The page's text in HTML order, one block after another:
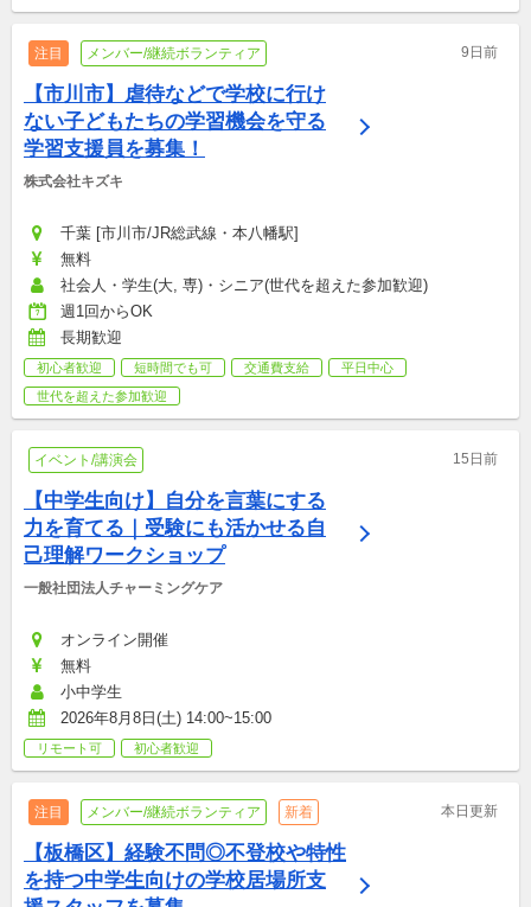
注目 メンバー/継続ボランティア 9日前
【市川市】虐待などで学校に行け
ない子どもたちの学習機会を守る
学習支援員を募集！
株式会社キズキ
千葉 [市川市/JR総武線・本八幡駅]
無料
社会人・学生(大, 専)・シニア(世代を超えた参加歓迎)
週1回からOK
長期歓迎
初心者歓迎 短時間でも可 交通費支給
平日中心
世代を超えた参加歓迎
イベント/講演会 15日前
【中学生向け】自分を言葉にする
力を育てる｜受験にも活かせる自
己理解ワークショップ
一般社団法人チャーミングケア
オンライン開催
無料
小中学生
2026年8月8日(土) 14:00~15:00
リモート可 初心者歓迎
注目 メンバー/継続ボランティア 新着 本日更新
【板橋区】経験不問◎不登校や特性
を持つ中学生向けの学校居場所支